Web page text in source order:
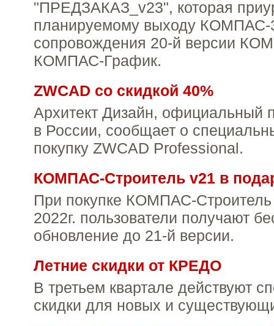
"ПРЕДЗАКАЗ_v23", которая
планируемому выходу КОМПАС-
сопровождения 20-й версии
КОМПАС-График.
ZWCAD со скидкой 40%
Архитект Дизайн, официальный
в России, сообщает о
покупку ZWCAD Professional.
КОМПАС-Строитель v21 в
При покупке КОМПАС-Строитель
2022г. пользователи получают
обновление до 21-й версии.
Летние скидки от КРЕДО
В третьем квартале действуют
скидки для новых и